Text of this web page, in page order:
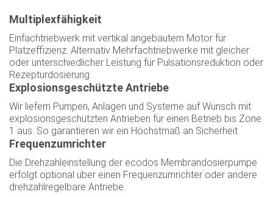
Multiplexfähigkeit
Einfachtriebwerk mit vertikal angebautem Motor für
Platzeffizienz. Alternativ Mehrfachtriebwerke mit gleicher
oder unterschiedlicher Leistung für Pulsationsreduktion oder
Rezepturdosierung.
Explosionsgeschützte Antriebe
Wir liefern Pumpen, Anlagen und Systeme auf Wunsch mit
explosionsgeschützten Antrieben für einen Betrieb bis Zone
1 aus. So garantieren wir ein Höchstmaß an Sicherheit.
Frequenzumrichter
Die Drehzahleinstellung der ecodos Membrandosierpumpe
erfolgt optional über einen Frequenzumrichter oder andere
drehzahlregelbare Antriebe.